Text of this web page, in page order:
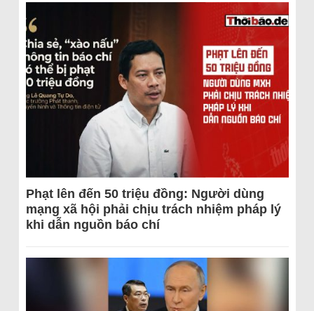
Phạt lên đến 50 triệu đồng: Người dùng
mạng xã hội phải chịu trách nhiệm pháp lý
khi dẫn nguồn báo chí